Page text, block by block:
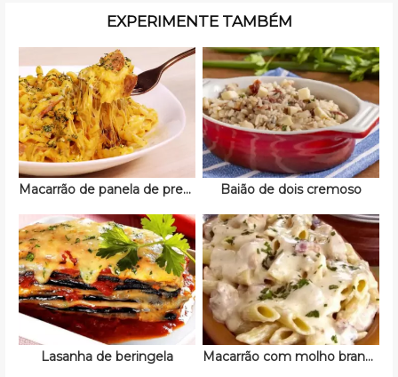
EXPERIMENTE TAMBÉM
Macarrão de panela de pressão Baião de dois cremoso
Lasanha de beringela Macarrão com molho branco e bacon